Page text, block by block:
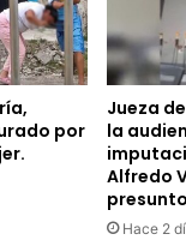
por
Jueza
la
Alfredo
Hace 2